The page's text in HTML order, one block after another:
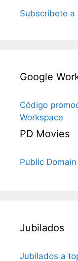
Subscríbete
Google
Código
Workspace
PD Movies
Public
Jubilados
Jubilados a